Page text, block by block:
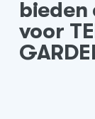
bieden
voor